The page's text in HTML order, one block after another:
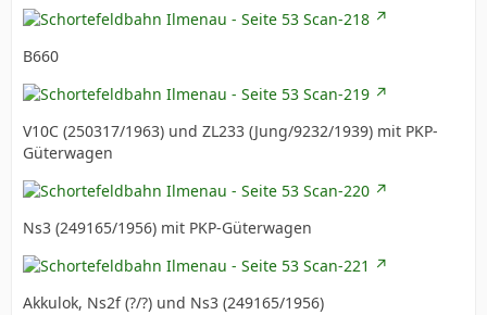
B660
V10C (250317/1963) und ZL233 (Jung/9232/1939) mit PKP-
Güterwagen
Ns3 (249165/1956) mit PKP-Güterwagen
Akkulok, Ns2f (?/?) und Ns3 (249165/1956)